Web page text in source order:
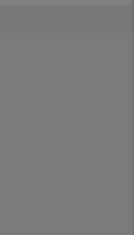
Intel Core7 150u